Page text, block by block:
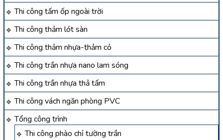
Thi công tấm ốp ngoài trời
Thi công thảm lót sàn
Thi công thảm nhựa-thảm cỏ
Thi công trần nhựa nano lam sóng
Thi công trần nhựa thả tấm
Thi công vách ngăn phòng PVC
Tổng công trình
Thi công phào chỉ tường trần